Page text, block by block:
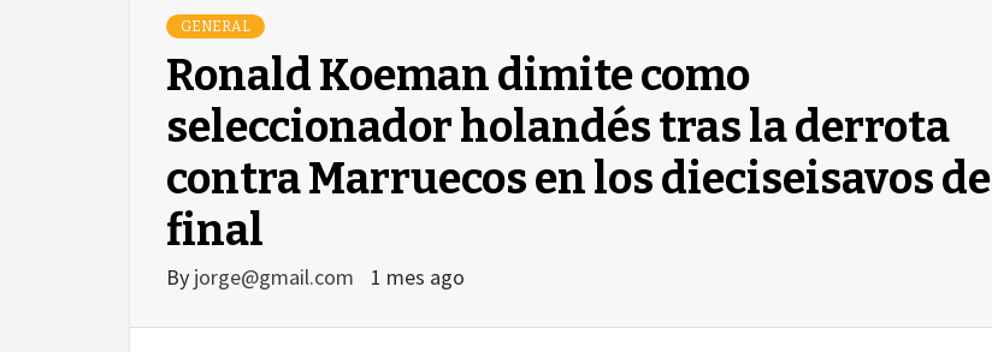
GENERAL
Ronald Koeman dimite como
seleccionador holandés tras la derrota
contra Marruecos en los dieciseisavos de
final
By jorge@gmail.com 1 mes ago